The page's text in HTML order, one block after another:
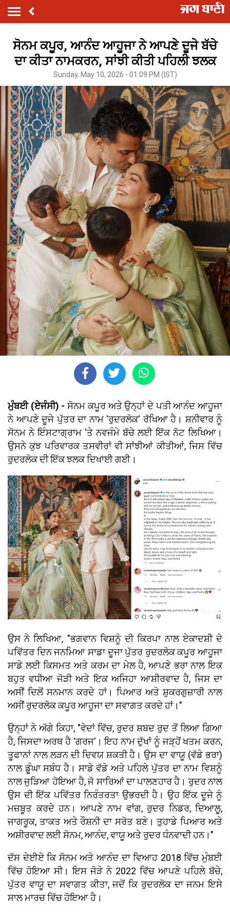
ਸੋਨਮ ਕਪੂਰ, ਆਨੰਦ ਆਹੂਜਾ ਨੇ ਆਪਣੇ ਦੂਜੇ ਬੱਚੇ
ਦਾ ਕੀਤਾ ਨਾਮਕਰਨ, ਸਾਂਝੀ ਕੀਤੀ ਪਹਿਲੀ ਝਲਕ
Sunday, May 10, 2026 - 01:09 PM (IST)
ਮੁੰਬਈ (ਏਜੰਸੀ) -ਸੋਨਮ ਕਪੂਰ ਅਤੇ ਉਨ੍ਹਾਂ ਦੇ ਪਤੀ ਆਨੰਦ ਆਹੂਜਾ
ਨੇ ਆਪਣੇ ਦੂਜੇ ਪੁੱਤਰ ਦਾ ਨਾਮ 'ਰੁਦਰਲੋਕ' ਰੱਖਿਆ ਹੈ। ਸ਼ਨੀਵਾਰ ਨੂੰ
ਸੋਨਮ ਨੇ ਇੰਸਟਾਗ੍ਰਾਮ 'ਤੇ ਨਵਜੰਮੇ ਬੱਚੇ ਲਈ ਇੱਕ ਨੋਟ ਲਿਖਿਆ।
ਉਸਨੇ ਕੁਝ ਪਰਿਵਾਰਕ ਤਸਵੀਰਾਂ ਵੀ ਸਾਂਝੀਆਂ ਕੀਤੀਆਂ, ਜਿਸ ਵਿੱਚ
ਰੁਦਰਲੋਕ ਦੀ ਇੱਕ ਝਲਕ ਦਿਖਾਈ ਗਈ।
ਉਸ ਨੇ ਲਿਖਿਆ, "ਭਗਵਾਨ ਵਿਸ਼ਨੂੰ ਦੀ ਕਿਰਪਾ ਨਾਲ ਏਕਾਦਸ਼ੀ ਦੇ
ਪਵਿੱਤਰ ਦਿਨ ਜਨਮਿਆ ਸਾਡਾ ਦੂਜਾ ਪੁੱਤਰ ਰੁਦਰਲੋਕ ਕਪੂਰ ਆਹੂਜਾ
ਸਾਡੇ ਲਈ ਕਿਸਮਤ ਅਤੇ ਕਰਮ ਦਾ ਮੇਲ ਹੈ, ਆਪਣੇ ਭਰਾ ਨਾਲ ਇਕ
ਬਹੁਤ ਵਧੀਆ ਜੋੜੀ ਅਤੇ ਇਕ ਅਜਿਹਾ ਆਸ਼ੀਰਵਾਦ ਹੈ, ਜਿਸ ਦਾ
ਅਸੀਂ ਦਿਲੋਂ ਸਨਮਾਨ ਕਰਦੇ ਹਾਂ। ਪਿਆਰ ਅਤੇ ਸ਼ੁਕਰਗੁਜ਼ਾਰੀ ਨਾਲ
ਅਸੀਂ ਰੁਦਰਲੋਕ ਕਪੂਰ ਆਹੂਜਾ ਦਾ ਸਵਾਗਤ ਕਰਦੇ ਹਾਂ।"
ਉਨ੍ਹਾਂ ਨੇ ਅੱਗੇ ਕਿਹਾ, "ਵੇਦਾਂ ਵਿੱਚ, ਰੁਦਰ ਸ਼ਬਦ ਰੁਦ ਤੋਂ ਲਿਆ ਗਿਆ
ਹੈ, ਜਿਸਦਾ ਅਰਥ ਹੈ 'ਗਰਜ'। ਇਹ ਨਾਮ ਦੁੱਖਾਂ ਨੂੰ ਜੜ੍ਹੋਂ ਖਤਮ ਕਰਨ,
ਤੂਫਾਨਾਂ ਨਾਲ ਲੜਨ ਦੀ ਦਿਵਯ ਸ਼ਕਤੀ ਹੈ। ਉਸ ਦਾ ਵਾਯੂ (ਵੱਡੇ ਭਰਾ)
ਨਾਲ ਡੂੰਘਾ ਸਬੰਧ ਹੈ। ਸਾਡੇ ਵੱਡੇ ਅਤੇ ਪਹਿਲੇ ਪੁੱਤਰ ਦਾ ਨਾਮ ਵਿਸ਼ਨੂੰ
ਨਾਲ ਜੁੜਿਆ ਹੋਇਆ ਹੈ, ਜੋ ਸਾਰਿਆਂ ਦਾ ਪਾਲਣਹਾਰ ਹੈ। ਰੁਦਰ ਨਾਲ
ਉਸ ਦੀ ਇੱਕ ਪਵਿੱਤਰ ਨਿਰੰਤਰਤਾ ਉਭਰਦੀ ਹੈ। ਉਹ ਇੱਕ ਦੂਜੇ ਨੂੰ
ਮਜ਼ਬੂਤ ​​ਕਰਦੇ ਹਨ। ਆਪਣੇ ਨਾਮ ਵਾਂਗ, ਰੁਦਰ ਨਿਡਰ, ਦਿਆਲੂ,
ਜਾਗਰੂਕ, ਤਾਕਤ ਅਤੇ ਰੌਸ਼ਨੀ ਦਾ ਸਰੋਤ ਬਣੇ। ਤੁਹਾਡੇ ਪਿਆਰ ਅਤੇ
ਅਸ਼ੀਰਵਾਦ ਲਈ ਸੋਨਮ, ਆਨੰਦ, ਵਾਯੂ ਅਤੇ ਰੁਦਰ ਧੰਨਵਾਦੀ ਹਨ।"
ਦੱਸ ਦੇਈਏ ਕਿ ਸੋਨਮ ਅਤੇ ਆਨੰਦ ਦਾ ਵਿਆਹ 2018 ਵਿੱਚ ਮੁੰਬਈ
ਵਿੱਚ ਹੋਇਆ ਸੀ। ਇਸ ਜੋੜੇ ਨੇ 2022 ਵਿੱਚ ਆਪਣੇ ਪਹਿਲੇ ਬੱਚੇ,
ਪੁੱਤਰ ਵਾਯੂ ਦਾ ਸਵਾਗਤ ਕੀਤਾ, ਜਦੋਂ ਕਿ ਰੁਦਰਲੋਕ ਦਾ ਜਨਮ ਇਸੇ
ਸਾਲ ਮਾਰਚ ਵਿੱਚ ਹੋਇਆ ਹੈ।